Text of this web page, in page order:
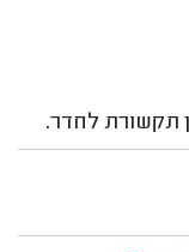
תקשורת לחדר.